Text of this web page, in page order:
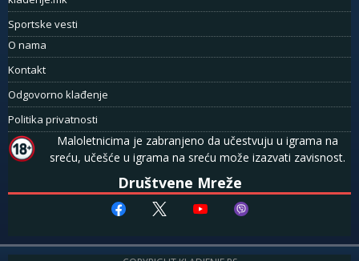
Sportske vesti
O nama
Kontakt
Odgovorno klađenje
Politika privatnosti
Maloletnicima je zabranjeno da učestvuju u igrama na
sreću, učešće u igrama na sreću može izazvati zavisnost.
Društvene Mreže